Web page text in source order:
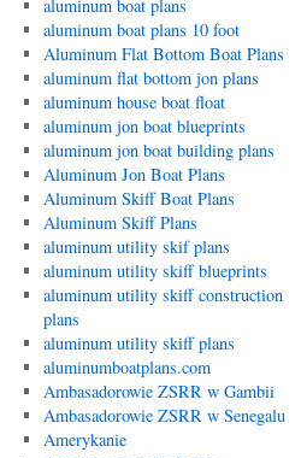
aluminum boat plans
aluminum boat plans 10 foot
Aluminum Flat Bottom Boat Plans
aluminum flat bottom jon plans
aluminum house boat float
aluminum jon boat blueprints
aluminum jon boat building plans
Aluminum Jon Boat Plans
Aluminum Skiff Boat Plans
Aluminum Skiff Plans
aluminum utility skif plans
aluminum utility skiff blueprints
aluminum utility skiff construction
plans
aluminum utility skiff plans
aluminumboatplans.com
Ambasadorowie ZSRR w Gambii
Ambasadorowie ZSRR w Senegalu
Amerykanie